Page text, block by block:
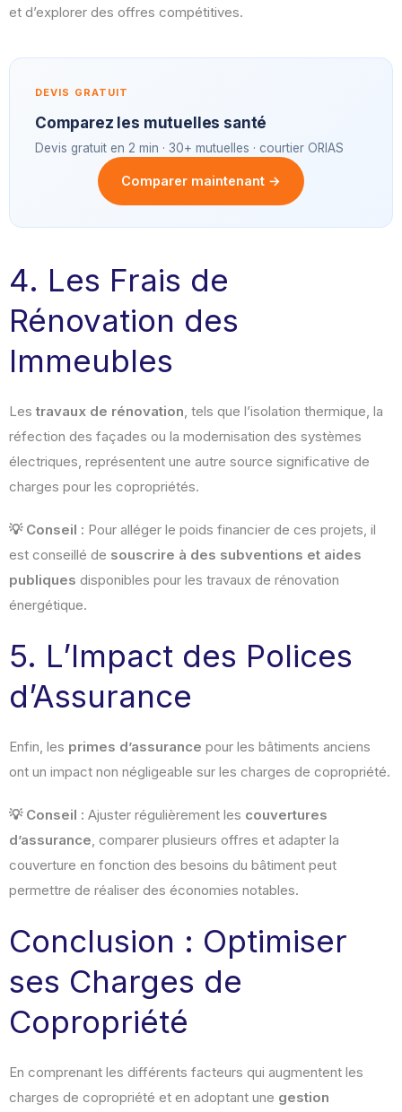
et d’explorer des offres compétitives.
DEVIS GRATUIT
Comparez les mutuelles santé
Devis gratuit en 2 min · 30+ mutuelles · courtier ORIAS
Comparer maintenant →
4. Les Frais de
Rénovation des
Immeubles
Les travaux de rénovation, tels que l’isolation thermique, la
réfection des façades ou la modernisation des systèmes
électriques, représentent une autre source significative de
charges pour les copropriétés.
💡 Conseil : Pour alléger le poids financier de ces projets, il
est conseillé de souscrire à des subventions et aides
publiques disponibles pour les travaux de rénovation
énergétique.
5. L’Impact des Polices
d’Assurance
Enfin, les primes d’assurance pour les bâtiments anciens
ont un impact non négligeable sur les charges de copropriété.
💡 Conseil : Ajuster régulièrement les couvertures
d’assurance, comparer plusieurs offres et adapter la
couverture en fonction des besoins du bâtiment peut
permettre de réaliser des économies notables.
Conclusion : Optimiser
ses Charges de
Copropriété
En comprenant les différents facteurs qui augmentent les
charges de copropriété et en adoptant une gestion